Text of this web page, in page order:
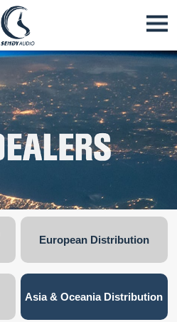
European Distribution
Asia & Oceania Distribution